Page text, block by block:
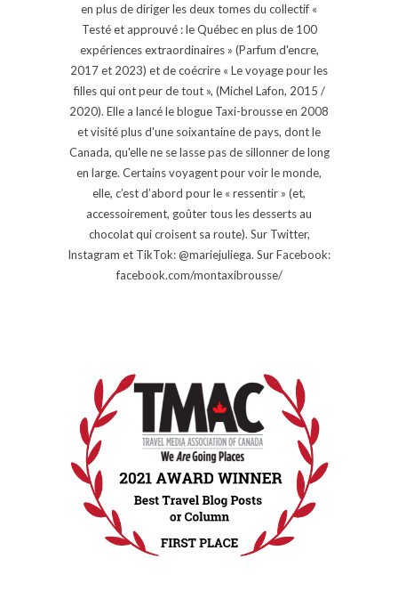
en plus de diriger les deux tomes du collectif «
Testé et approuvé : le Québec en plus de 100
expériences extraordinaires » (Parfum d'encre,
2017 et 2023) et de coécrire « Le voyage pour les
filles qui ont peur de tout », (Michel Lafon, 2015 /
2020). Elle a lancé le blogue Taxi-brousse en 2008
et visité plus d'une soixantaine de pays, dont le
Canada, qu'elle ne se lasse pas de sillonner de long
en large. Certains voyagent pour voir le monde,
elle, c’est d’abord pour le « ressentir » (et,
accessoirement, goûter tous les desserts au
chocolat qui croisent sa route). Sur Twitter,
Instagram et TikTok: @mariejuliega. Sur Facebook:
facebook.com/montaxibrousse/